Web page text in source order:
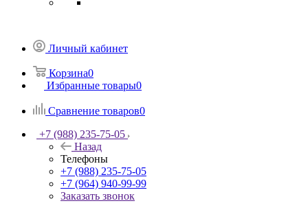
Личный кабинет
Корзина0
Избранные товары0
Сравнение товаров0
+7 (988) 235-75-05
Назад
Телефоны
+7 (988) 235-75-05
+7 (964) 940-99-99
Заказать звонок